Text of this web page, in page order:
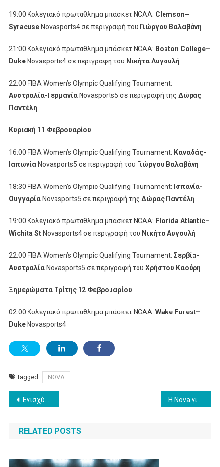
19:00 Κολεγιακό πρωτάθλημα μπάσκετ NCAA: Clemson–
SyracuseNovasports4 σε περιγραφή του Γιώργου Βαλαβάνη
21:00 Κολεγιακό πρωτάθλημα μπάσκετ NCAA: Boston College–
DukeNovasports4 σε περιγραφή του Νικήτα Αυγουλή
22:00 FIBA Women’s Olympic Qualifying Tournament:
Αυστραλία-ΓερμανίαNovasports5 σε περιγραφή της Δώρας
Παντέλη
Κυριακή 11 Φεβρουαρίου
16:00 FIBA Women’s Olympic Qualifying Tournament: Καναδάς-
ΙαπωνίαNovasports5 σε περιγραφή του Γιώργου Βαλαβάνη
18:30 FIBA Women’s Olympic Qualifying Tournament: Ισπανία-
Ουγγαρία Novasports5 σε περιγραφή της Δώρας Παντέλη
19:00 Κολεγιακό πρωτάθλημα μπάσκετ NCAA: Florida Atlantic–
Wichita StNovasports4 σε περιγραφή του Νικήτα Αυγουλή
22:00 FIBA Women’s Olympic Qualifying Tournament: Σερβία-
ΑυστραλίαNovasports5 σε περιγραφή του Χρήστου Καούρη
Ξημερώματα Τρίτης 12 Φεβρουαρίου
02:00 Κολεγιακό πρωτάθλημα μπάσκετ NCAA: Wake Forest–
DukeNovasports4
Tagged NOVA
Post
navigation
Ενισχύεται η ΕΡΤ3, άγνωστη η τύχη της ΕΡΤ2
RELATED POSTS